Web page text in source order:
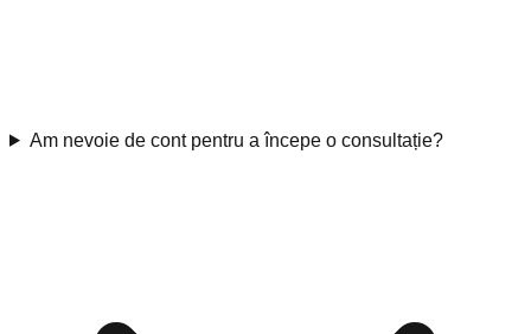
Am nevoie de cont pentru a începe o consultație?